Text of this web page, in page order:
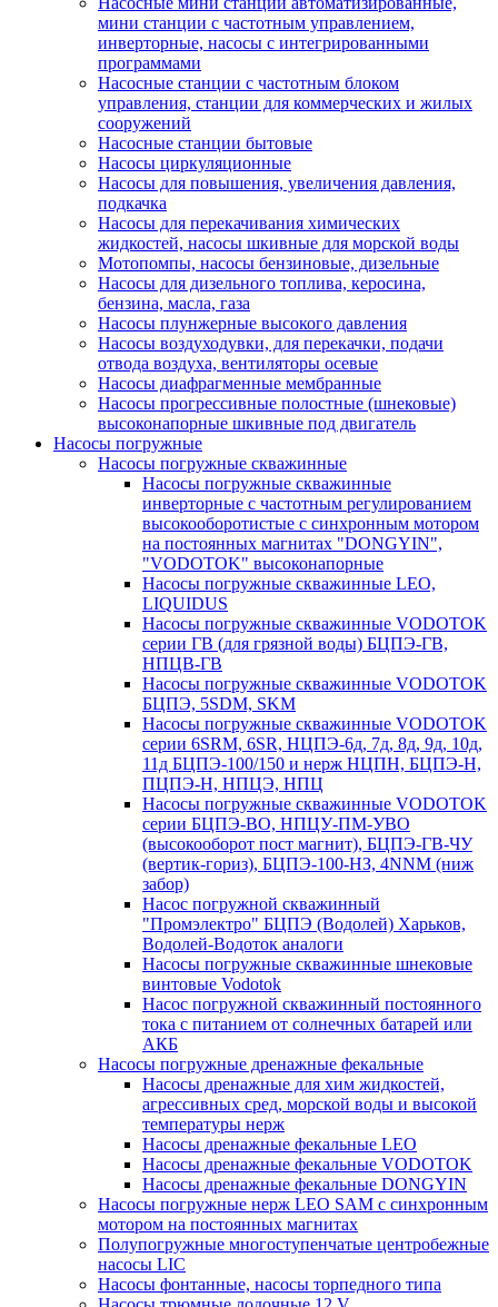
мини станции с частотным управлением,
инверторные, насосы с интегрированными
программами
Насосные станции с частотным блоком
управления, станции для коммерческих и жилых
сооружений
Насосные станции бытовые
Насосы циркуляционные
Насосы для повышения, увеличения давления,
подкачка
Насосы для перекачивания химических
жидкостей, насосы шкивные для морской воды
Мотопомпы, насосы бензиновые, дизельные
Насосы для дизельного топлива, керосина,
бензина, масла, газа
Насосы плунжерные высокого давления
Насосы воздуходувки, для перекачки, подачи
отвода воздуха, вентиляторы осевые
Насосы диафрагменные мембранные
Насосы прогрессивные полостные (шнековые)
высоконапорные шкивные под двигатель
Насосы погружные
Насосы погружные скважинные
Насосы погружные скважинные
инверторные с частотным регулированием
высокооборотистые с синхронным мотором
на постоянных магнитах "DONGYIN",
"VODOTOK" высоконапорные
Насосы погружные скважинные LEO,
LIQUIDUS
Насосы погружные скважинные VODOTOK
серии ГВ (для грязной воды) БЦПЭ-ГВ,
НПЦВ-ГВ
Насосы погружные скважинные VODOTOK
БЦПЭ, 5SDM, SKM
Насосы погружные скважинные VODOTOK
серии 6SRM, 6SR, НЦПЭ-6д, 7д, 8д, 9д, 10д,
11д БЦПЭ-100/150 и нерж НЦПН, БЦПЭ-Н,
ПЦПЭ-Н, НПЦЭ, НПЦ
Насосы погружные скважинные VODOTOK
серии БЦПЭ-ВО, НПЦУ-ПМ-УВО
(высокооборот пост магнит), БЦПЭ-ГВ-ЧУ
(вертик-гориз), БЦПЭ-100-НЗ, 4NNM (ниж
забор)
Насос погружной скважинный
"Промэлектро" БЦПЭ (Водолей) Харьков,
Водолей-Водоток аналоги
Насосы погружные скважинные шнековые
винтовые Vodotok
Насос погружной скважинный постоянного
тока с питанием от солнечных батарей или
АКБ
Насосы погружные дренажные фекальные
Насосы дренажные для хим жидкостей,
агрессивных сред, морской воды и высокой
температуры нерж
Насосы дренажные фекальные LEO
Насосы дренажные фекальные VODOTOK
Насосы дренажные фекальные DONGYIN
Насосы погружные нерж LEO SAM с синхронным
мотором на постоянных магнитах
Полупогружные многоступенчатые центробежные
насосы LIC
Насосы фонтанные, насосы торпедного типа